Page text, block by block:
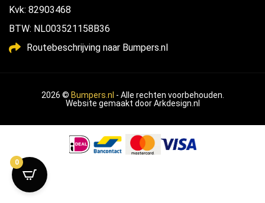
Kvk: 82903468
BTW: NL003521158B36
Routebeschrijving naar Bumpers.nl
2026 © Bumpers.nl - Alle rechten voorbehouden.
Website gemaakt doorArkdesign.nl
0